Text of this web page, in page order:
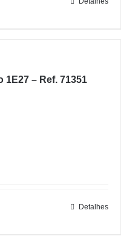
1E27 – Ref. 71351
Detalhes